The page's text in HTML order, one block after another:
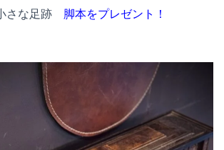
さな足跡 脚本をプレゼント！